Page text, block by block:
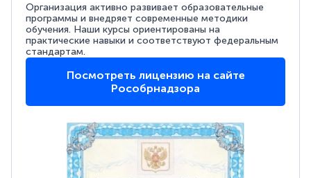
Организация активно развивает образовательные
программы и внедряет современные методики
обучения. Наши курсы ориентированы на
практические навыки и соответствуют федеральным
стандартам.
Посмотреть лицензию на сайте
Рособрнадзора